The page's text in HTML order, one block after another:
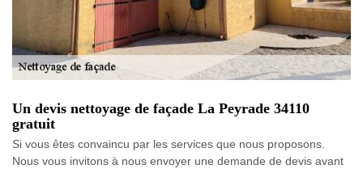
Un devis nettoyage de façade La Peyrade 34110
gratuit
Si vous êtes convaincu par les services que nous proposons.
Nous vous invitons à nous envoyer une demande de devis avant